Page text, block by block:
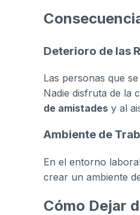
Deterioro de las
Las personas que
Nadie disfruta de la
de amistades y al
Ambiente de
En el entorno
crear un ambiente
Cómo Dejar